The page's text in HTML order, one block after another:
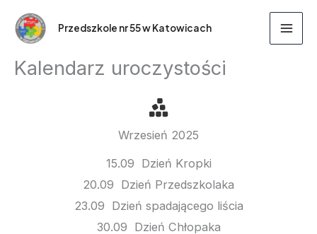
Przejdź
Przedszkole nr 55 w Katowicach
Kalendarz uroczystości
Wrzesień 2025
15.09 Dzień Kropki
20.09 Dzień Przedszkolaka
23.09 Dzień spadającego liścia
30.09 Dzień Chłopaka